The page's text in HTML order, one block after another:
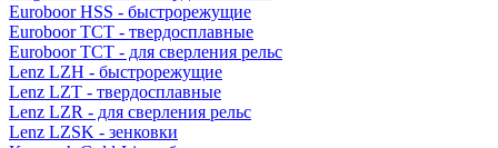
Euroboor HSS - быстрорежущие
Euroboor TCT - твердосплавные
Euroboor TCT - для сверления рельс
Lenz LZH - быстрорежущие
Lenz LZT - твердосплавные
Lenz LZR - для сверления рельс
Lenz LZSK - зенковки